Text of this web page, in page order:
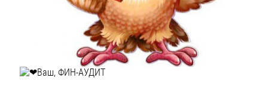
Ваш, ФИН-АУДИТ